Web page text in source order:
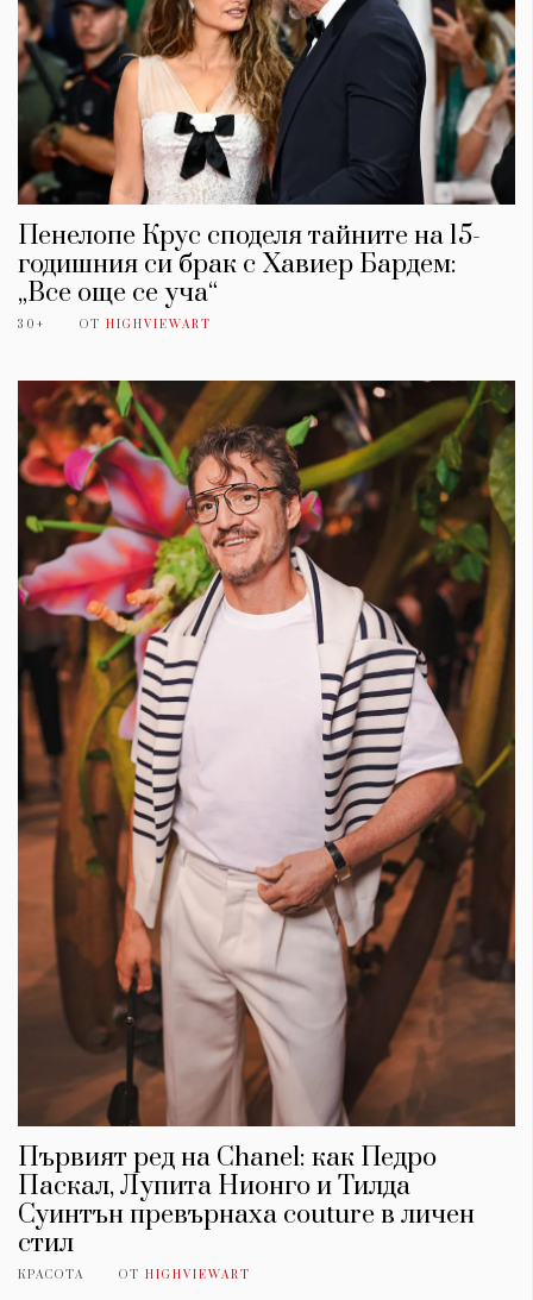
Пенелопе Крус споделя тайните на 15-
годишния си брак с Хавиер Бардем:
„Все още се уча“
30+ ОТ HIGHVIEWART
Първият ред на Chanel: как Педро
Паскал, Лупита Нионго и Тилда
Суинтън превърнаха couture в личен
стил
КРАСОТА ОТ HIGHVIEWART